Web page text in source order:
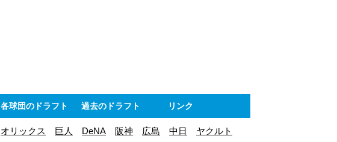
各球団のドラフト 過去のドラフト リンク
オリックス 巨人 DeNA 阪神 広島 中日 ヤクルト